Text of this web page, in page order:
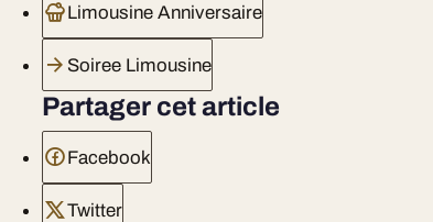
Limousine Anniversaire
Soiree Limousine
Partager cet article
Facebook
Twitter